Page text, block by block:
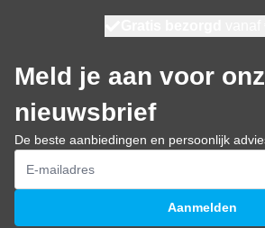
Meld je aan voor
nieuwsbrief
De beste aanbiedingen en persoonlijk
E-mailadres
Aanmelden